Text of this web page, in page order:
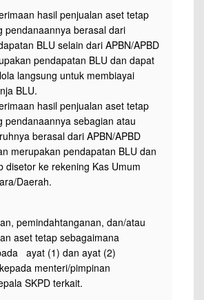
hasil penjualan aset tetap
pendanaannya berasal dari
BLU selain dari APBN/APBD
pendapatan BLU dan dapat
langsung untuk membiayai
BLU.
hasil penjualan aset tetap
pendanaannya sebagian atau
berasal dari APBN/APBD
merupakan pendapatan BLU dan
disetor ke rekening Kas Umum
Daerah.
pemindahtanganan, dan/atau
aset tetap sebagaimana
ayat (1) dan ayat (2)
menteri/pimpinan
SKPD terkait.